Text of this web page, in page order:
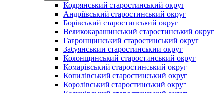
Кодрянський старостинський округ
Андріївський старостинський округ
Борівський старостинський округ
Великокарашинський старостинський округ
Гавронщинський старостинський округ
Забуянський старостинський округ
Колонщинський старостинський округ
Комарівський старостинський округ
Копилівський старостинський округ
Королівський старостинський округ